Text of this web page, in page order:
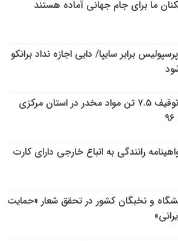
ما برای جام جهانی آماده هستند
برابر سایپا/ دایی اجازه نداد برانکو
کشف و توقیف ۷.۵ تن مواد مخدر در استان مرکزی
رانندگی به اتباع خارجی دارای کارت
و نخبگان کشور در تحقق شعار «حمایت